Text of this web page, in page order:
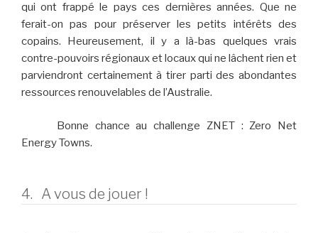
qui ont frappé le pays ces dernières années. Que ne
ferait-on pas pour préserver les petits intérêts des
copains. Heureusement, il y a là-bas quelques vrais
contre-pouvoirs régionaux et locaux qui ne lâchent rien et
parviendront certainement à tirer parti des abondantes
ressources renouvelables de l’Australie.
Bonne chance au challenge ZNET : Zero Net
Energy Towns.
4. A vous de jouer !